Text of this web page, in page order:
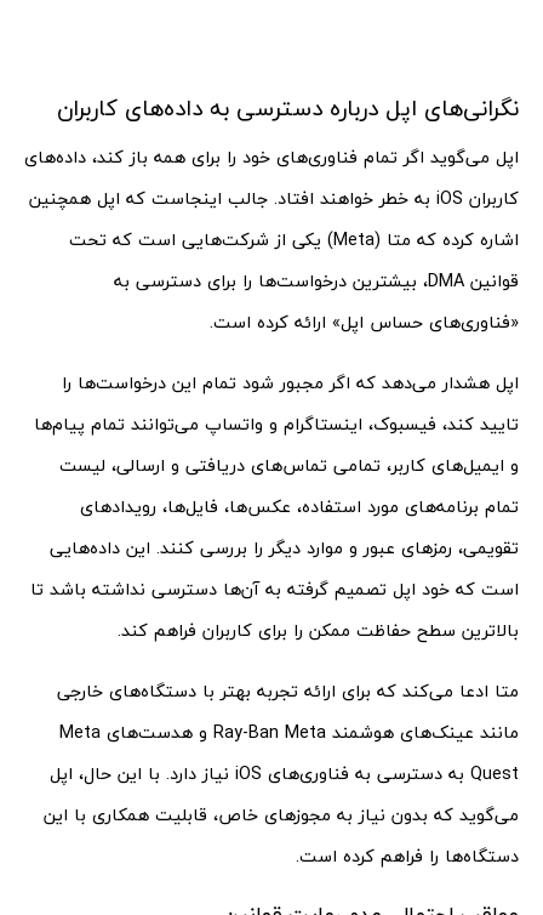
نگرانی‌های اپل درباره دسترسی به داده‌های کاربران
اپل می‌گوید اگر تمام فناوری‌های خود را برای همه باز کند، داده‌های
کاربران iOS به خطر خواهند افتاد. جالب اینجاست که اپل همچنین
اشاره کرده که متا (Meta) یکی از شرکت‌هایی است که تحت
قوانین DMA، بیشترین درخواست‌ها را برای دسترسی به
«فناوری‌های حساس اپل» ارائه کرده است.
اپل هشدار می‌دهد که اگر مجبور شود تمام این درخواست‌ها را
تایید کند، فیسبوک، اینستاگرام و واتساپ می‌توانند تمام پیام‌ها
و ایمیل‌های کاربر، تمامی تماس‌های دریافتی و ارسالی، لیست
تمام برنامه‌های مورد استفاده، عکس‌ها، فایل‌ها، رویدادهای
تقویمی، رمزهای عبور و موارد دیگر را بررسی کنند. این داده‌هایی
است که خود اپل تصمیم گرفته به آن‌ها دسترسی نداشته باشد تا
بالاترین سطح حفاظت ممکن را برای کاربران فراهم کند.
متا ادعا می‌کند که برای ارائه تجربه بهتر با دستگاه‌های خارجی
مانند عینک‌های هوشمند Ray-Ban Meta و هدست‌های Meta
Quest به دسترسی به فناوری‌های iOS نیاز دارد. با این حال، اپل
می‌گوید که بدون نیاز به مجوزهای خاص، قابلیت همکاری با این
دستگاه‌ها را فراهم کرده است.